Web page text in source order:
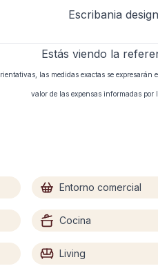
Escribania
Estás viendo la
las medidas exactas se
valor de las expensas informadas por
Entorno comercial
Cocina
Living